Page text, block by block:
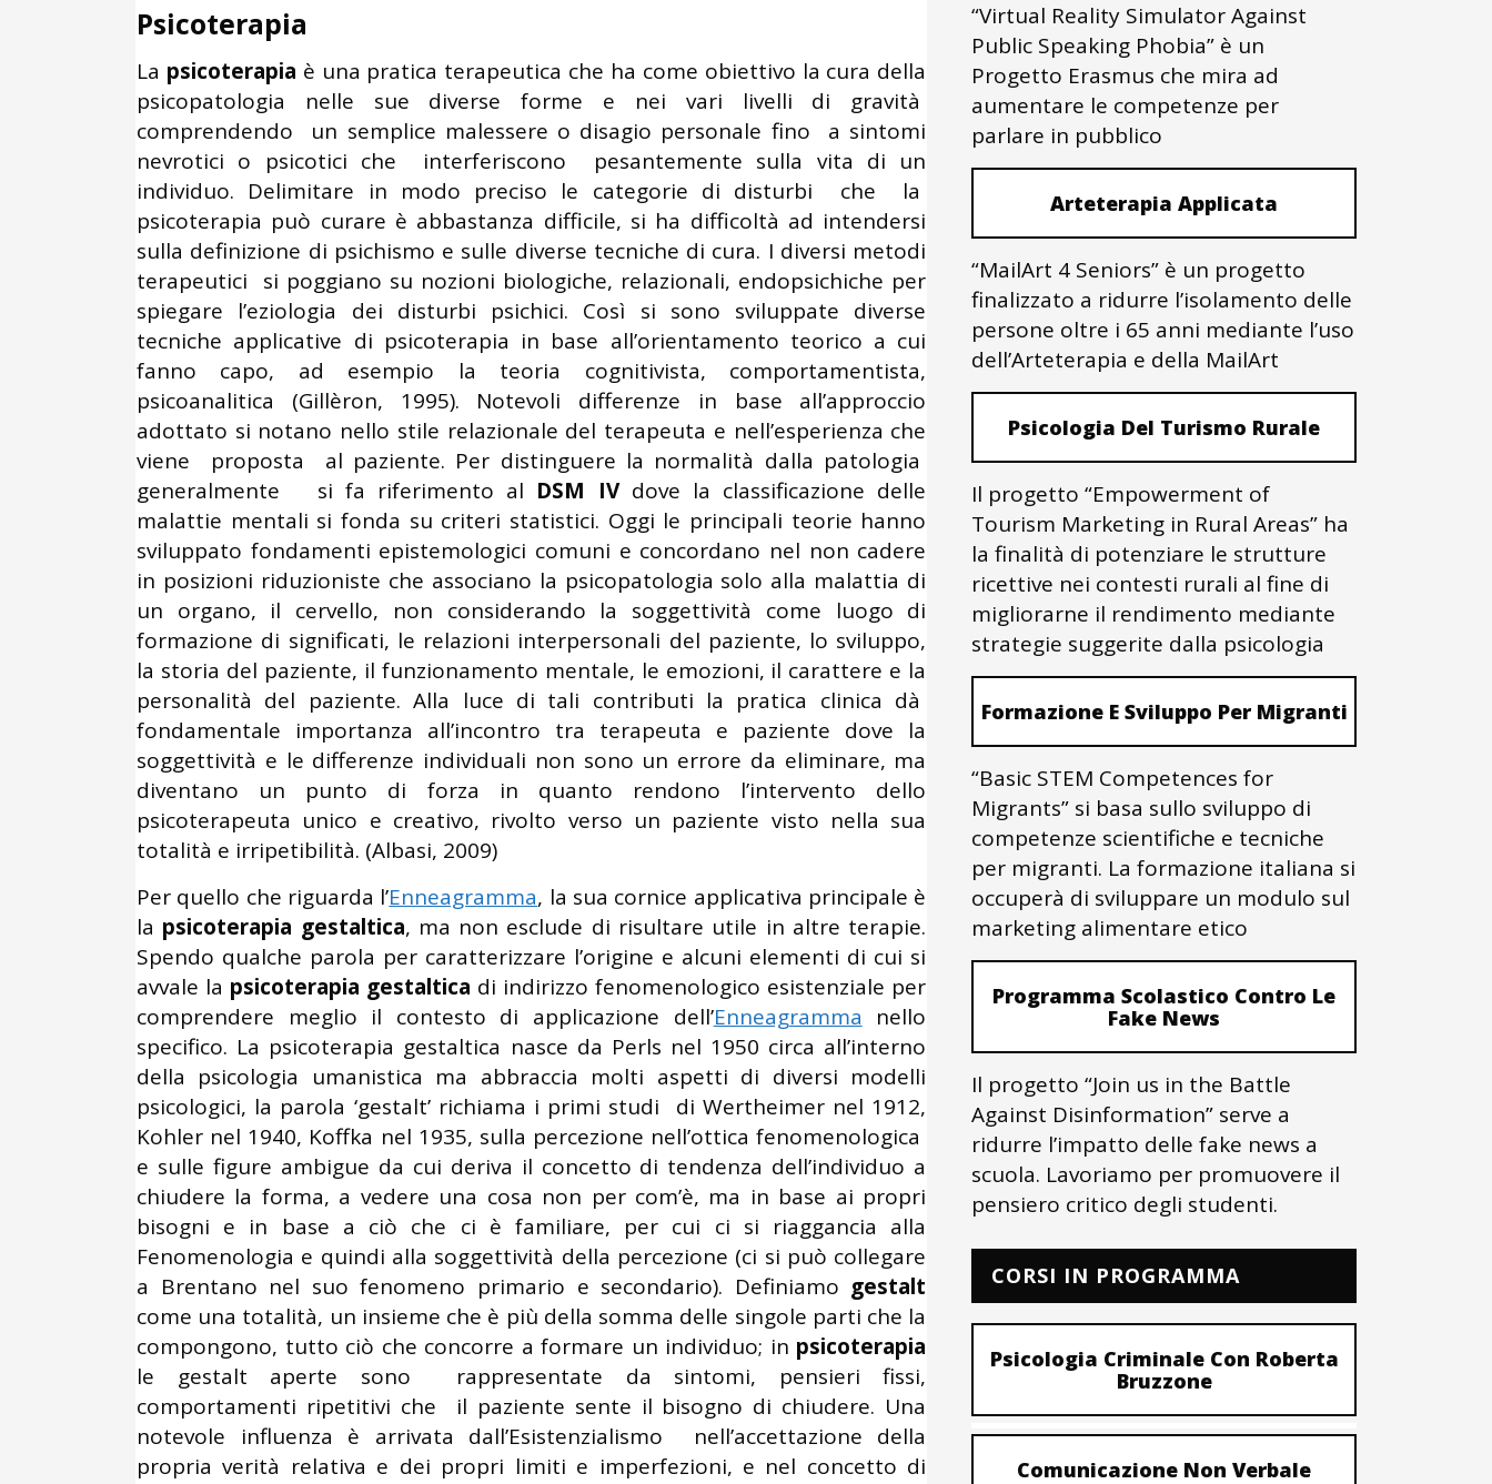
Psicoterapia
La psicoterapia è una pratica terapeutica che ha come obiettivo la cura della
psicopatologia nelle sue diverse forme e nei vari livelli di gravità
comprendendo un semplice malessere o disagio personale fino a sintomi
nevrotici o psicotici che interferiscono pesantemente sulla vita di un
individuo. Delimitare in modo preciso le categorie di disturbi che la
psicoterapia può curare è abbastanza difficile, si ha difficoltà ad intendersi
sulla definizione di psichismo e sulle diverse tecniche di cura. I diversi metodi
terapeutici si poggiano su nozioni biologiche, relazionali, endopsichiche per
spiegare l’eziologia dei disturbi psichici. Così si sono sviluppate diverse
tecniche applicative di psicoterapia in base all’orientamento teorico a cui
fanno capo, ad esempio la teoria cognitivista, comportamentista,
psicoanalitica (Gillèron, 1995). Notevoli differenze in base all’approccio
adottato si notano nello stile relazionale del terapeuta e nell’esperienza che
viene proposta al paziente. Per distinguere la normalità dalla patologia
generalmente si fa riferimento al DSM IVdove la classificazione delle
malattie mentali si fonda su criteri statistici. Oggi le principali teorie hanno
sviluppato fondamenti epistemologici comuni e concordano nel non cadere
in posizioni riduzioniste che associano la psicopatologia solo alla malattia di
un organo, il cervello, non considerando la soggettività come luogo di
formazione di significati, le relazioni interpersonali del paziente, lo sviluppo,
la storia del paziente, il funzionamento mentale, le emozioni, il carattere e la
personalità del paziente. Alla luce di tali contributi la pratica clinica dà
fondamentale importanza all’incontro tra terapeuta e paziente dove la
soggettività e le differenze individuali non sono un errore da eliminare, ma
diventano un punto di forza in quanto rendono l’intervento dello
psicoterapeuta unico e creativo, rivolto verso un paziente visto nella sua
totalità e irripetibilità. (Albasi, 2009)
Per quello che riguarda l’Enneagramma, la sua cornice applicativa principale è
la psicoterapia gestaltica, ma non esclude di risultare utile in altre terapie.
Spendo qualche parola per caratterizzare l’origine e alcuni elementi di cui si
avvale la psicoterapia gestaltica di indirizzo fenomenologico esistenziale per
comprendere meglio il contesto di applicazione dell’Enneagramma nello
specifico. La psicoterapia gestaltica nasce da Perls nel 1950 circa all’interno
della psicologia umanistica ma abbraccia molti aspetti di diversi modelli
psicologici, la parola ‘gestalt’ richiama i primi studi di Wertheimer nel 1912,
Kohler nel 1940, Koffka nel 1935, sulla percezione nell’ottica fenomenologica
e sulle figure ambigue da cui deriva il concetto di tendenza dell’individuo a
chiudere la forma, a vedere una cosa non per com’è, ma in base ai propri
bisogni e in base a ciò che ci è familiare, per cui ci si riaggancia alla
Fenomenologia e quindi alla soggettività della percezione (ci si può collegare
a Brentano nel suo fenomeno primario e secondario). Definiamo gestalt
come una totalità, un insieme che è più della somma delle singole parti che la
compongono, tutto ciò che concorre a formare un individuo; in psicoterapia
le gestalt aperte sono rappresentate da sintomi, pensieri fissi,
comportamenti ripetitivi che il paziente sente il bisogno di chiudere. Una
notevole influenza è arrivata dall’Esistenzialismo nell’accettazione della
propria verità relativa e dei propri limiti e imperfezioni, e nel concetto di
“Virtual Reality Simulator Against
Public Speaking Phobia” è un
Progetto Erasmus che mira ad
aumentare le competenze per
parlare in pubblico
Arteterapia Applicata
“MailArt 4 Seniors” è un progetto
finalizzato a ridurre l’isolamento delle
persone oltre i 65 anni mediante l’uso
dell’Arteterapia e della MailArt
Psicologia Del Turismo Rurale
Il progetto “Empowerment of
Tourism Marketing in Rural Areas” ha
la finalità di potenziare le strutture
ricettive nei contesti rurali al fine di
migliorarne il rendimento mediante
strategie suggerite dalla psicologia
Formazione E Sviluppo Per Migranti
“Basic STEM Competences for
Migrants” si basa sullo sviluppo di
competenze scientifiche e tecniche
per migranti. La formazione italiana si
occuperà di sviluppare un modulo sul
marketing alimentare etico
Programma Scolastico Contro Le
Fake News
Il progetto “Join us in the Battle
Against Disinformation” serve a
ridurre l’impatto delle fake news a
scuola. Lavoriamo per promuovere il
pensiero critico degli studenti.
CORSI IN PROGRAMMA
Psicologia Criminale Con Roberta
Bruzzone
Comunicazione Non Verbale